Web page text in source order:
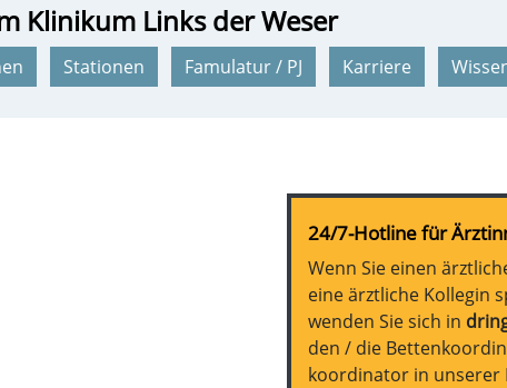
Klinikum Links der Weser
Stationen Famulatur / PJ Karriere
24/7-Hotline für
Wenn Sie einen
eine ärztliche Kollegin
wenden Sie sich in
den / die
koordinator in unserer